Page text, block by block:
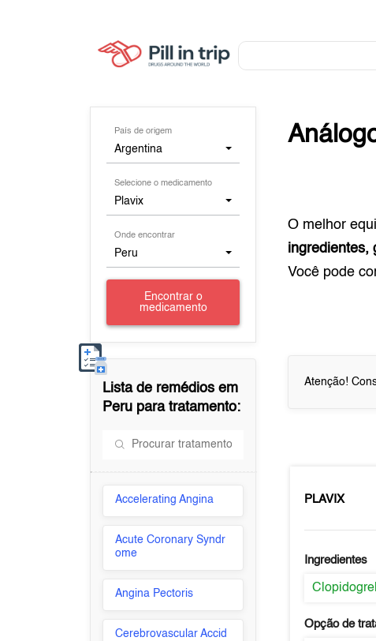
País de origem
Argentina
Selecione o medicamento
Plavix
Onde encontrar
Peru
Encontrar o
medicamento
Lista de remédios em
Peru para tratamento:
Accelerating Angina
Acute Coronary Syndr
ome
Angina Pectoris
Cerebrovascular Accid
O melhor
ingredientes,
Você pode
Atenção!
PLAVIX
Ingredientes
Clopidogrel
Opção de